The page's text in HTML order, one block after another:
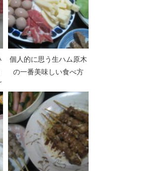
個人的に思う生ハム原木
の一番美味しい食べ方